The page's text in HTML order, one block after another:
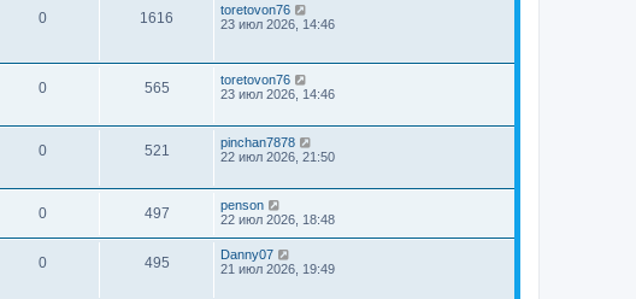
0 1616
toretovon76
23 июл 2026, 14:46
0 565
toretovon76
23 июл 2026, 14:46
0 521
pinchan7878
22 июл 2026, 21:50
0 497
penson
22 июл 2026, 18:48
0 495
Danny07
21 июл 2026, 19:49